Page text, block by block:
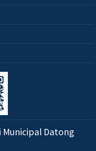
Datong